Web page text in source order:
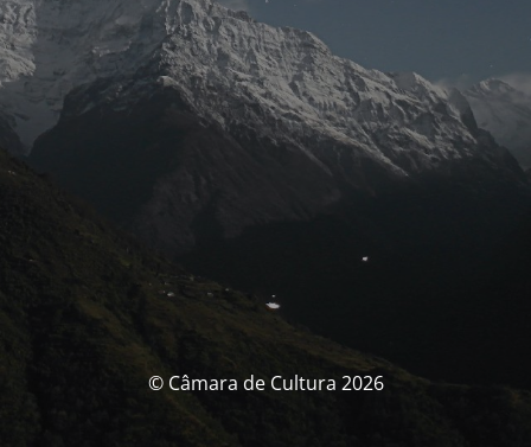
© Câmara de Cultura 2026